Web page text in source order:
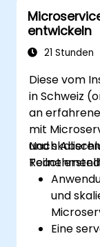
entwickeln
21 Stunden
Diese vom
in Schweiz
an
mit
und
React
Nach
und
Eine